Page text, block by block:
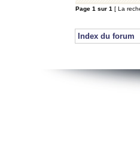
Page 1 sur 1 [ La
Index du forum